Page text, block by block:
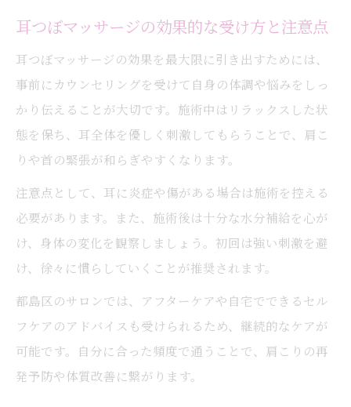
耳つぼマッサージの効果的な受け方と注意点
耳つぼマッサージの効果を最大限に引き出すためには、
事前にカウンセリングを受けて自身の体調や悩みをしっ
かり伝えることが大切です。施術中はリラックスした状
態を保ち、耳全体を優しく刺激してもらうことで、肩こ
りや首の緊張が和らぎやすくなります。
注意点として、耳に炎症や傷がある場合は施術を控える
必要があります。また、施術後は十分な水分補給を心が
け、身体の変化を観察しましょう。初回は強い刺激を避
け、徐々に慣らしていくことが推奨されます。
都島区のサロンでは、アフターケアや自宅でできるセル
フケアのアドバイスも受けられるため、継続的なケアが
可能です。自分に合った頻度で通うことで、肩こりの再
発予防や体質改善に繋がります。